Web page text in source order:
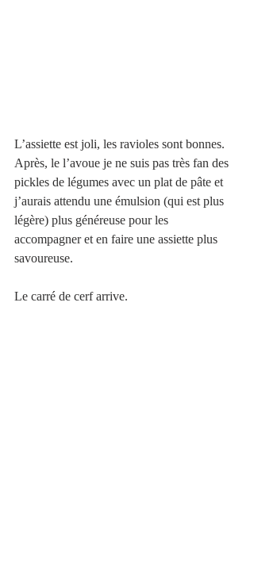
L’assiette est joli, les ravioles sont bonnes.
Après, le l’avoue je ne suis pas très fan des
pickles de légumes avec un plat de pâte et
j’aurais attendu une émulsion (qui est plus
légère) plus généreuse pour les
accompagner et en faire une assiette plus
savoureuse.
Le carré de cerf arrive.